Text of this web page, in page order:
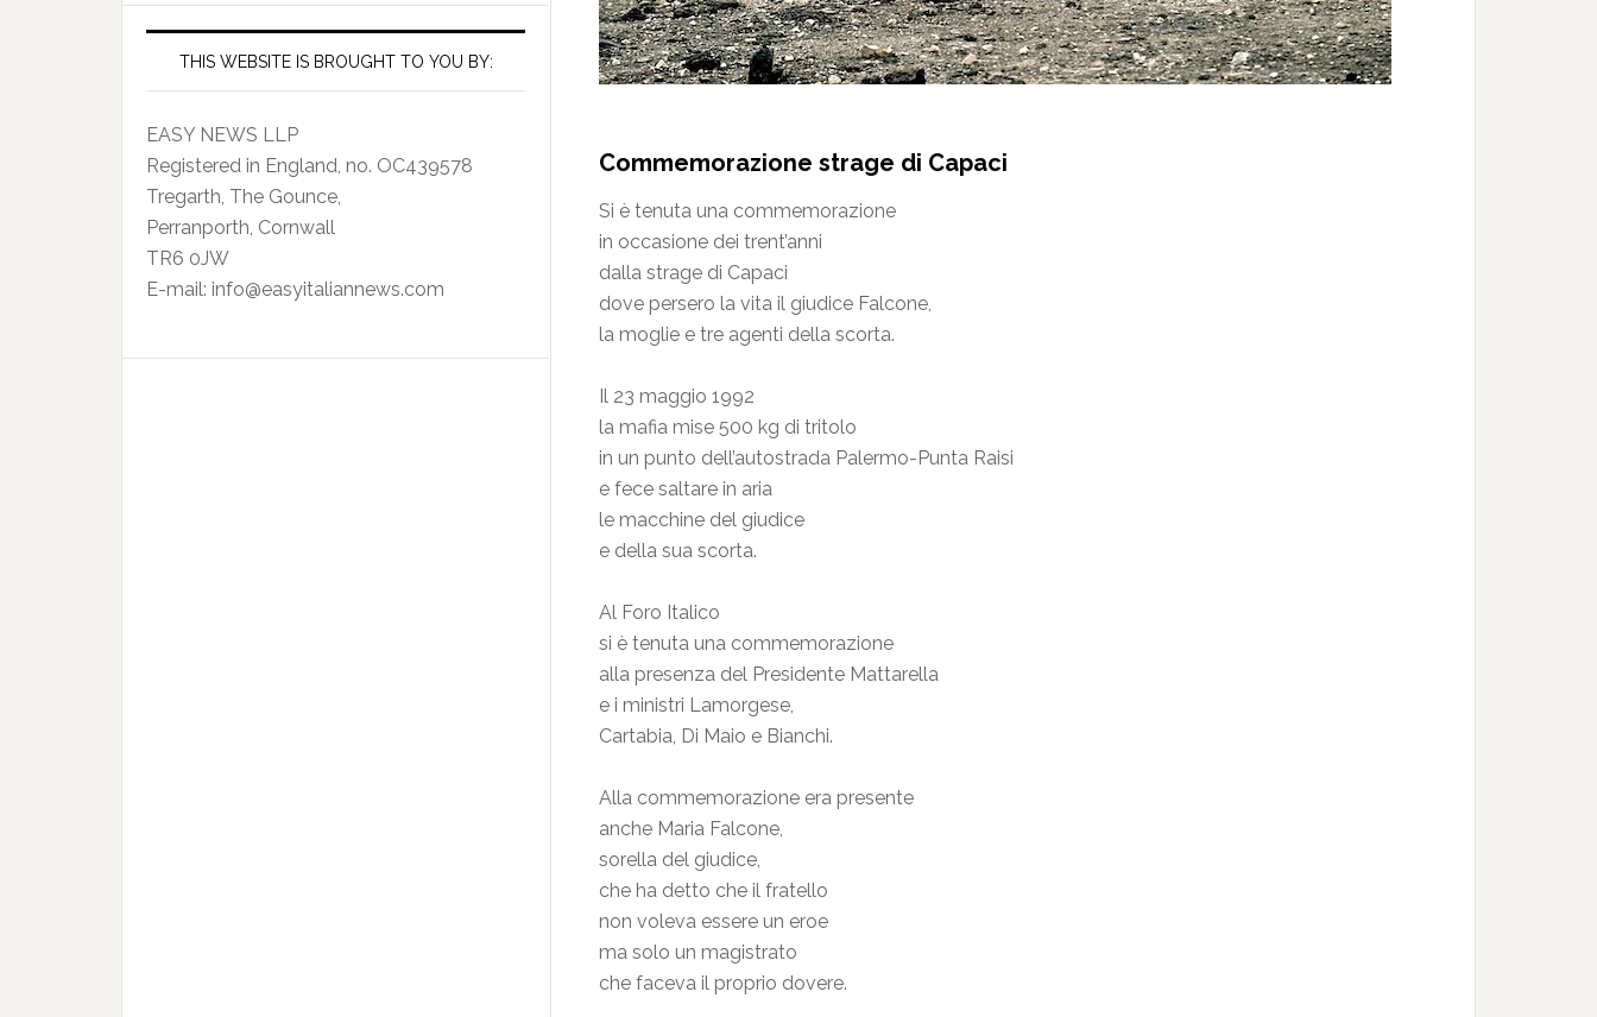
Commemorazione strage di Capaci
Si è tenuta una commemorazione
in occasione dei trent’anni
dalla strage di Capaci
dove persero la vita il giudice Falcone,
la moglie e tre agenti della scorta.
Il 23 maggio 1992
la mafia mise 500 kg di tritolo
in un punto dell’autostrada Palermo-Punta Raisi
e fece saltare in aria
le macchine del giudice
e della sua scorta.
Al Foro Italico
si è tenuta una commemorazione
alla presenza del Presidente Mattarella
e i ministri Lamorgese,
Cartabia, Di Maio e Bianchi.
Alla commemorazione era presente
anche Maria Falcone,
sorella del giudice,
che ha detto che il fratello
non voleva essere un eroe
ma solo un magistrato
che faceva il proprio dovere.
THIS WEBSITE IS BROUGHT TO YOU BY:
EASY NEWS LLP
Registered in England, no. OC439578
Tregarth, The Gounce,
Perranporth, Cornwall
TR6 0JW
E-mail: info@easyitaliannews.com